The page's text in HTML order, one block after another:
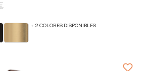
+ 2 COLORES DISPONIBLES